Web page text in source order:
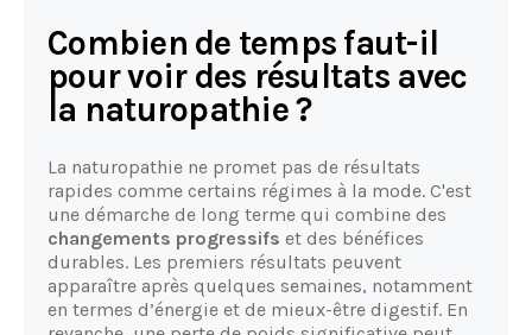
Combien de temps faut-il
pour voir des résultats avec
la naturopathie ?
La naturopathie ne promet pas de résultats
rapides comme certains régimes à la mode. C'est
une démarche de long terme qui combine des
changements progressifs et des bénéfices
durables. Les premiers résultats peuvent
apparaître après quelques semaines, notamment
en termes d’énergie et de mieux-être digestif. En